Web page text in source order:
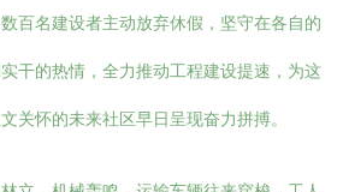
百名建设者主动放弃休假，坚守在各自的
干的热情，全力推动工程建设提速，为这
关怀的未来社区早日呈现奋力拼搏。